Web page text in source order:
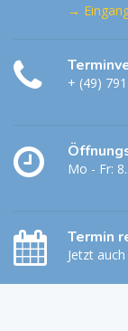
→
+ (49)
Mo - Fr:
Termin
Jetzt